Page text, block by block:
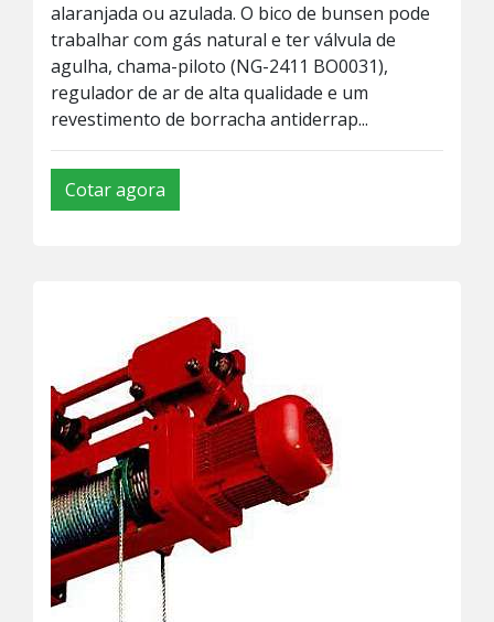
alaranjada ou azulada. O bico de bunsen pode
trabalhar com gás natural e ter válvula de
agulha, chama-piloto (NG-2411 BO0031),
regulador de ar de alta qualidade e um
revestimento de borracha antiderrap...
Cotar agora